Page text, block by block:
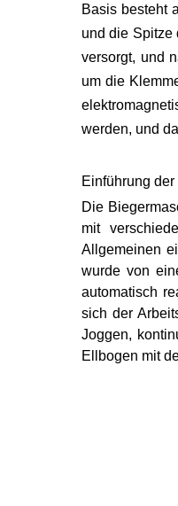
Basis besteht
und die Spitze
versorgt, und
um die
werden, und
Einführung
Die
mit
Allgemeinen
wurde von
automatisch
sich der
Joggen,
Ellbogen mit